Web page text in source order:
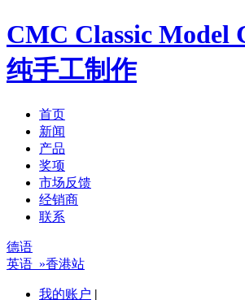
CMC Classic Model
纯手工制作
首页
新闻
产品
奖项
市场反馈
经销商
联系
德语
英语 »香港站
我的账户 |